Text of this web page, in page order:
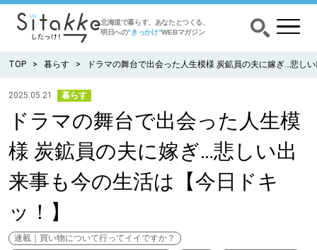
北海道で暮らす、あなたとつくる、
明日への”きっかけ”WEBマガジン
CATEGORY カテゴリー
食べる
出かける
暮らす
TOP 暮らす ドラマの舞台で出会った人生模様 炭鉱員の夫に嫁ぎ…悲し
2025.05.21 暮らす
ドラマの舞台で出会った人生模
様 炭鉱員の夫に嫁ぎ…悲しい出
来事も今の生活は【今日ドキ
ッ！】
連載｜買い物について行ってイイですか？